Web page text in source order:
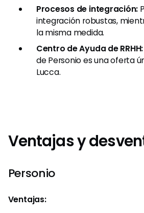
Procesos de integración:
integración robustas,
la misma medida.
Centro de Ayuda de RRHH:
de Personio es una oferta
Lucca.
Ventajas y
Personio
Ventajas: